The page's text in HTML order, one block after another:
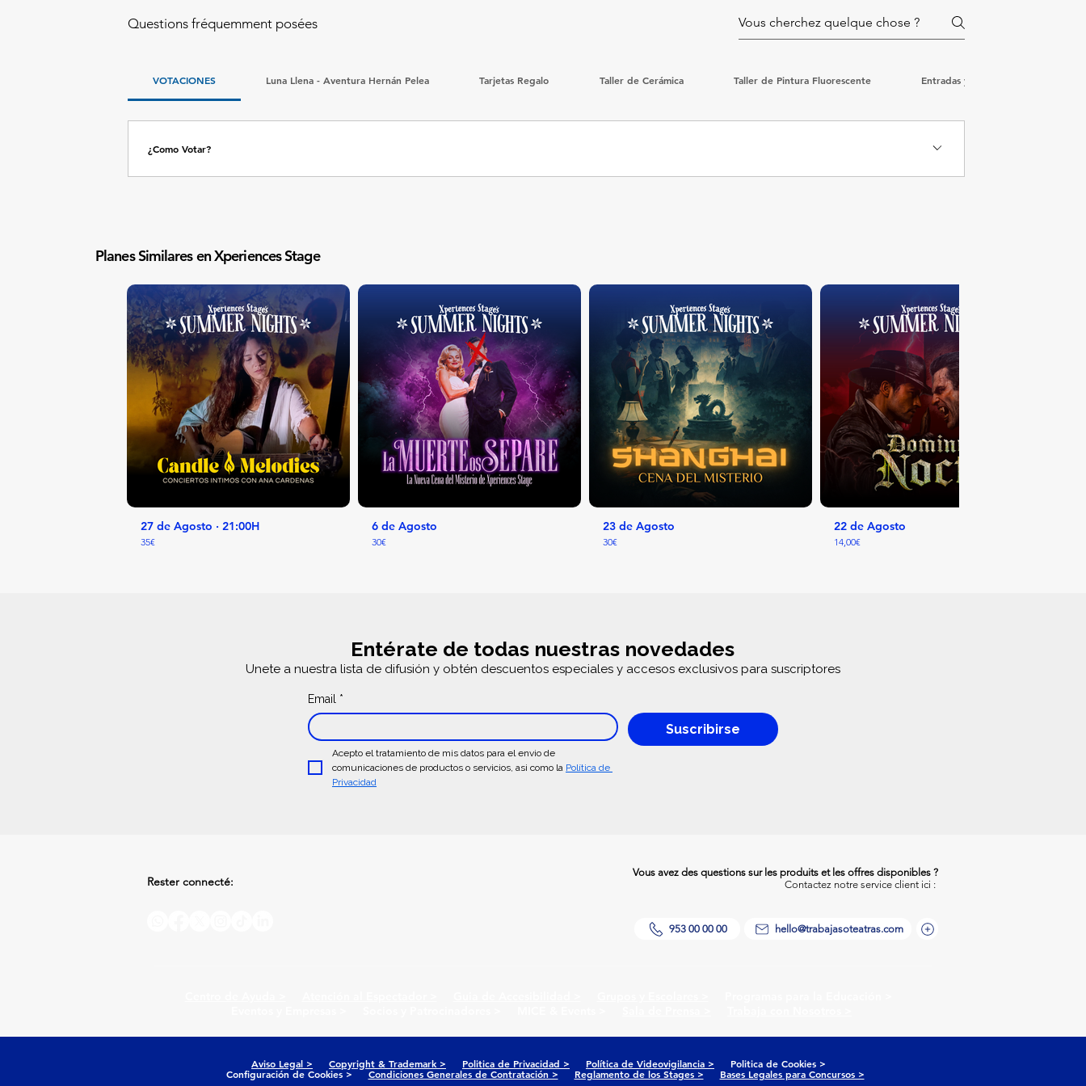
Questions fréquemment posées
VOTACIONES Luna Llena - Aventura Hernán Pelea Tarjetas Regalo Taller de Cerámica Taller de Pintura Fluorescente Entradas y Reservas
¿Como Votar?
Planes Similares en Xperiences Stage
27 de Agosto · 21:00H
35€
6 de Agosto
30€
23 de Agosto
30€
22 de Agosto
14,00€
Entérate de todas nuestras novedades
Unete a nuestra lista de difusión y obtén descuentos especiales y accesos exclusivos para suscriptores
Email *
Suscribirse
Acepto el tratamiento de mis datos para el envio de
comunicaciones de productos o servicios, asi como la Política de
Privacidad
Rester connecté:
Vous avez des questions sur les produits et les offres disponibles ?
Contactez notre service client ici :
953 00 00 00 hello@trabajasoteatras.com
Aviso Legal > Copyright & Trademark > Politica de Privacidad > Política de Videovigilancia > Politica de Cookies >
Configuración de Cookies > Condiciones Generales de Contratación > Reglamento de los Stages > Bases Legales para Concursos >